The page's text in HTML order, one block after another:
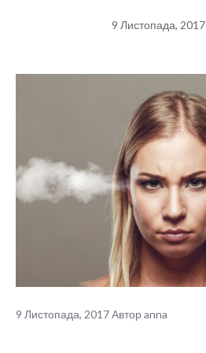
9 Листопада, 2017
9 Листопада, 2017Авторanna